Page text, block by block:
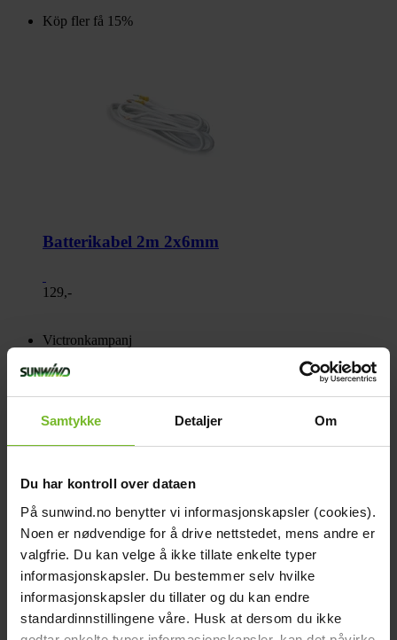
Samtykke Detaljer Om
Du har kontroll over dataen
På sunwind.no benytter vi informasjonskapsler (cookies).
Noen er nødvendige for å drive nettstedet, mens andre er
valgfrie. Du kan velge å ikke tillate enkelte typer
informasjonskapsler. Du bestemmer selv hvilke
informasjonskapsler du tillater og du kan endre
standardinnstillingene våre. Husk at dersom du ikke
Köp fler få 15%
Batterikabel 2m 2x6mm
129,-
Victronkampanj
Victron Smart Battery Sense long range (upp
till 10m)